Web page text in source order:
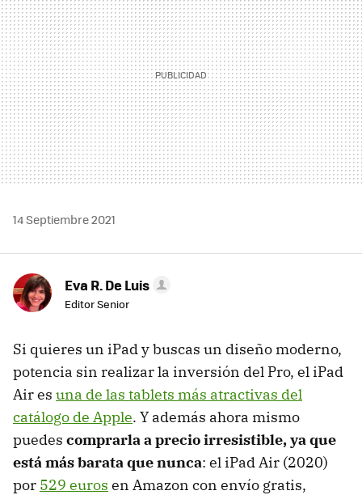
14 Septiembre 2021
Eva R. De Luis
Editor Senior
Si quieres un iPad y buscas un diseño moderno,
potencia sin realizar la inversión del Pro, el iPad
Air es una de las tablets más atractivas del
catálogo de Apple. Y además ahora mismo
puedes comprarla a precio irresistible, ya que
está más barata que nunca: el iPad Air (2020)
por 529 euros en Amazon con envío gratis,